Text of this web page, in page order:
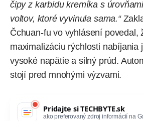
čipy z karbidu kremíka s
voltov, ktoré vyvinula sama.“
Čchuan-fu vo vyhlásení povedal,
maximalizáciu rýchlosti nabíjania
vysoké napätie a silný prúd.
stojí pred mnohými výzvami.
Pridajte siTECHBYTE.sk
ako preferovaný zdroj informácií na